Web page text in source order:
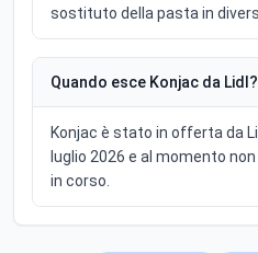
sostituto della pasta in
Quando esce Konjac da Lidl?
Konjac è stato in offerta da
luglio 2026 e al momento
in corso.